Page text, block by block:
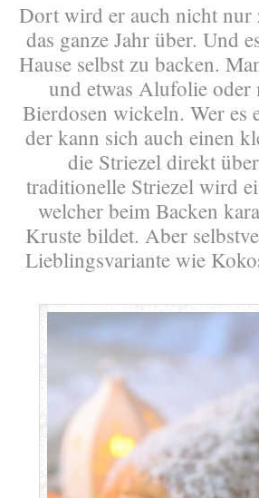
Dort wird er auch nicht nur
das ganze Jahr über. Und
Hause selbst zu backen.
und etwas Alufolie oder
Bierdosen wickeln. Wer es
der kann sich auch einen
die Striezel direkt
traditionelle Striezel wird
welcher beim Backen
Kruste bildet. Aber
Lieblingsvariante wie